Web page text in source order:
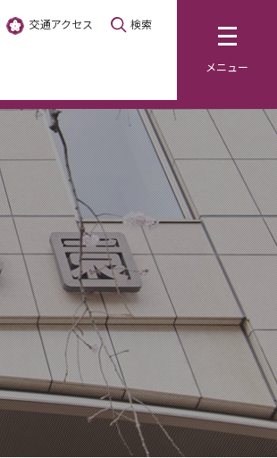
メニュー
検索
交通アクセス